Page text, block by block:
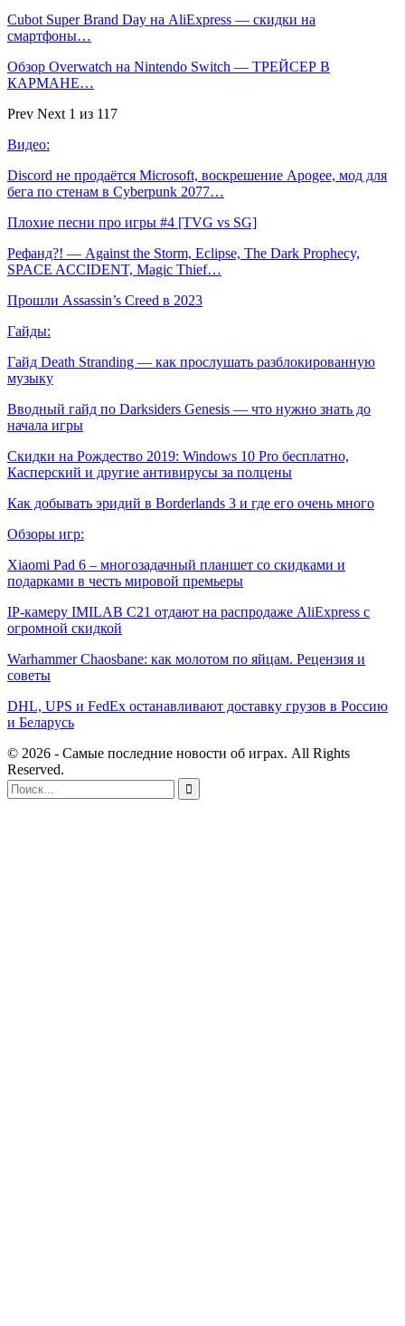
Cubot Super Brand Day на AliExpress — скидки на
смартфоны…
Обзор Overwatch на Nintendo Switch — ТРЕЙСЕР В
КАРМАНЕ…
Prev Next 1 из 117
Видео:
Discord не продаётся Microsoft, воскрешение Apogee, мод для
бега по стенам в Cyberpunk 2077…
Плохие песни про игры #4 [TVG vs SG]
Рефанд?! — Against the Storm, Eclipse, The Dark Prophecy,
SPACE ACCIDENT, Magic Thief…
Прошли Assassin’s Creed в 2023
Гайды:
Гайд Death Stranding — как прослушать разблокированную
музыку
Вводный гайд по Darksiders Genesis — что нужно знать до
начала игры
Скидки на Рождество 2019: Windows 10 Pro бесплатно,
Касперский и другие антивирусы за полцены
Как добывать эридий в Borderlands 3 и где его очень много
Обзоры игр:
Xiaomi Pad 6 – многозадачный планшет со скидками и
подарками в честь мировой премьеры
IP-камеру IMILAB C21 отдают на распродаже AliExpress с
огромной скидкой
Warhammer Chaosbane: как молотом по яйцам. Рецензия и
советы
DHL, UPS и FedEx останавливают доставку грузов в Россию
и Беларусь
© 2026 - Самые последние новости об играх. All Rights
Reserved.